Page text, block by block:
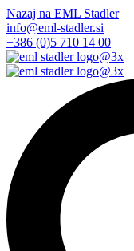
Nazaj na EML Stadler
info@eml-stadler.si
+386 (0)5 710 14 00